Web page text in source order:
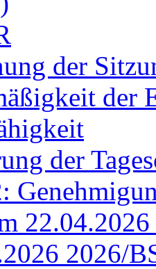
der
der
der
2026/